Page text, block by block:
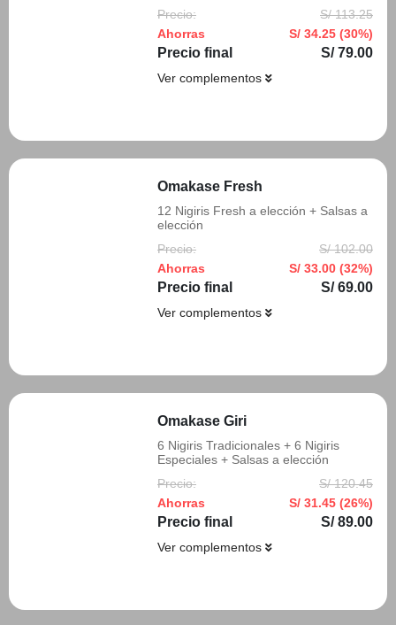
Precio:
S/ 113.25
Ahorras
S/ 34.25 (30%)
Precio final S/ 79.00
Ver complementos
Omakase Fresh
12 Nigiris Fresh a elección + Salsas a
elección
Precio:
S/ 102.00
Ahorras
S/ 33.00 (32%)
Precio final S/ 69.00
Ver complementos
Omakase Giri
6 Nigiris Tradicionales + 6 Nigiris
Especiales + Salsas a elección
Precio:
S/ 120.45
Ahorras
S/ 31.45 (26%)
Precio final S/ 89.00
Ver complementos